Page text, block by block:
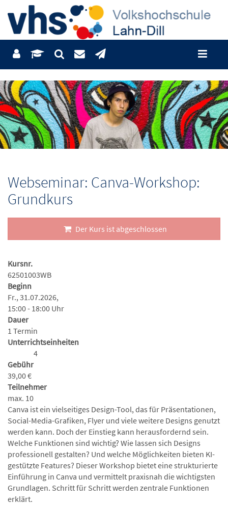
Webseminar: Canva-Workshop:
Grundkurs
Der Kurs ist abgeschlossen
Kursnr.
62501003WB
Beginn
Fr., 31.07.2026,
15:00 - 18:00 Uhr
Dauer
1 Termin
Unterrichtseinheiten
4
Gebühr
39,00 €
Teilnehmer
max. 10
Canva ist ein vielseitiges Design-Tool, das für Präsentationen,
Social-Media-Grafiken, Flyer und viele weitere Designs genutzt
werden kann. Doch der Einstieg kann herausfordernd sein.
Welche Funktionen sind wichtig? Wie lassen sich Designs
professionell gestalten? Und welche Möglichkeiten bieten KI-
gestützte Features? Dieser Workshop bietet eine strukturierte
Einführung in Canva und vermittelt praxisnah die wichtigsten
Grundlagen. Schritt für Schritt werden zentrale Funktionen
erklärt.